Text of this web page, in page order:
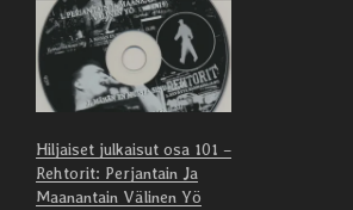
Hiljaiset julkaisut osa 101 –
Rehtorit: Perjantain Ja
Maanantain Välinen Yö